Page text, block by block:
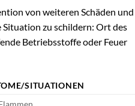
von weiteren Schäden und
Situation zu schildern: Ort des
Betriebsstoffe oder Feuer
SITUATIONEN